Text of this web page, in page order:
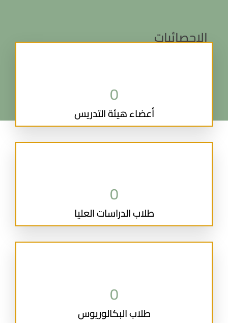
الإحصائيات
أعضاء هيئة التدريس
0
طلاب الدراسات العليا
0
طلاب البكالوريوس
0